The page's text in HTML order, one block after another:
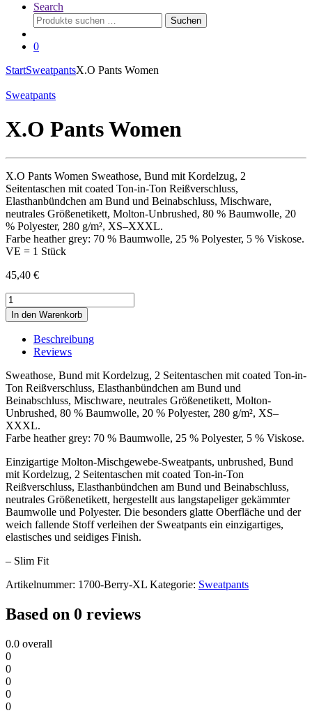
Search
Suchen
nach:
Suchen
0
StartSweatpantsX.O Pants Women
Sweatpants
X.O Pants Women
X.O Pants Women Sweathose, Bund mit Kordelzug, 2
Seitentaschen mit coated Ton-in-Ton Reißverschluss,
Elasthanbündchen am Bund und Beinabschluss, Mischware,
neutrales Größenetikett, Molton-Unbrushed, 80 % Baumwolle, 20
% Polyester, 280 g/m², XS–XXXL.
Farbe heather grey: 70 % Baumwolle, 25 % Polyester, 5 % Viskose.
VE = 1 Stück
45,40 €
X.O
Pants
Women
quantity
In den Warenkorb
Beschreibung
Reviews
Sweathose, Bund mit Kordelzug, 2 Seitentaschen mit coated Ton-in-
Ton Reißverschluss, Elasthanbündchen am Bund und
Beinabschluss, Mischware, neutrales Größenetikett, Molton-
Unbrushed, 80 % Baumwolle, 20 % Polyester, 280 g/m², XS–
XXXL.
Farbe heather grey: 70 % Baumwolle, 25 % Polyester, 5 % Viskose.
Einzigartige Molton-Mischgewebe-Sweatpants, unbrushed, Bund
mit Kordelzug, 2 Seitentaschen mit coated Ton-in-Ton
Reißverschluss, Elasthanbündchen am Bund und Beinabschluss,
neutrales Größenetikett, hergestellt aus langstapeliger gekämmter
Baumwolle und Polyester. Die besonders glatte Oberfläche und der
weich fallende Stoff verleihen der Sweatpants ein einzigartiges,
elastisches und seidiges Finish.
– Slim Fit
Artikelnummer: 1700-Berry-XL Kategorie: Sweatpants
Based on 0 reviews
0.0 overall
0
0
0
0
0